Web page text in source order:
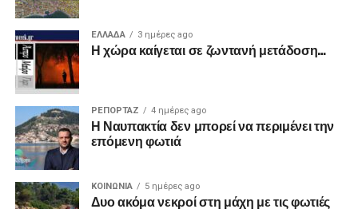
ΕΛΛΑΔΑ 3 ημέρες ago
Η χώρα καίγεται σε ζωντανή μετάδοση…
ΡΕΠΟΡΤΑΖ 4 ημέρες ago
Η Ναυπακτία δεν μπορεί να περιμένει την
επόμενη φωτιά
ΚΟΙΝΩΝΙΑ 5 ημέρες ago
Δυο ακόμα νεκροί στη μάχη με τις φωτιές